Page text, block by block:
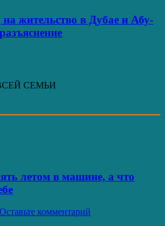
жительство в Дубае и Абу-
СЕМЬИ
летом в машине, а что
Оставьте комментарий